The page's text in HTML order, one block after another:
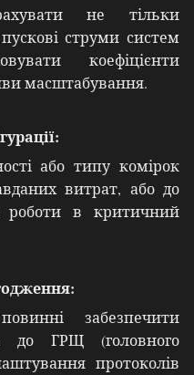
не тільки
струми систем
коефіцієнти
масштабування.
або типу комірок
витрат, або до
роботи в критичний
забезпечити
до ГРЩ (головного
протоколів